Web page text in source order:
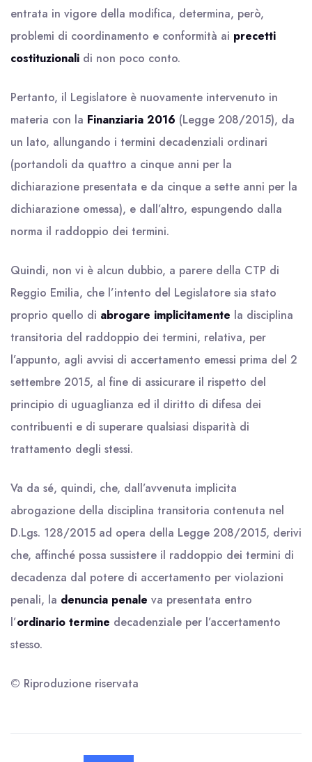
entrata in vigore della modifica, determina, però,
problemi di coordinamento e conformità ai precetti
costituzionali di non poco conto.
Pertanto, il Legislatore è nuovamente intervenuto in
materia con la Finanziaria 2016 (Legge 208/2015), da
un lato, allungando i termini decadenziali ordinari
(portandoli da quattro a cinque anni per la
dichiarazione presentata e da cinque a sette anni per la
dichiarazione omessa), e dall’altro, espungendo dalla
norma il raddoppio dei termini.
Quindi, non vi è alcun dubbio, a parere della CTP di
Reggio Emilia, che l’intento del Legislatore sia stato
proprio quello di abrogare implicitamente la disciplina
transitoria del raddoppio dei termini, relativa, per
l’appunto, agli avvisi di accertamento emessi prima del 2
settembre 2015, al fine di assicurare il rispetto del
principio di uguaglianza ed il diritto di difesa dei
contribuenti e di superare qualsiasi disparità di
trattamento degli stessi.
Va da sé, quindi, che, dall’avvenuta implicita
abrogazione della disciplina transitoria contenuta nel
D.Lgs. 128/2015 ad opera della Legge 208/2015, derivi
che, affinché possa sussistere il raddoppio dei termini di
decadenza dal potere di accertamento per violazioni
penali, la denuncia penale va presentata entro
l’ordinario termine decadenziale per l’accertamento
stesso.
© Riproduzione riservata